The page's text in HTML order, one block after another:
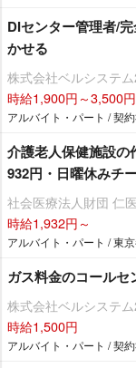
DIセンター管理者/
かせる
株式会社ベルシステ
時給1,900円～3,500円
アルバイト・パート / 契
介護老人保健施設の
932円・日曜休みチ
社会医療法人財団 仁
時給1,932円～
アルバイト・パート / 東
ガス料金のコール
株式会社ベルシステ
時給1,500円
アルバイト・パート / 契